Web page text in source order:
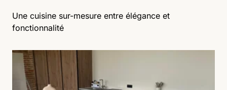
Une cuisine sur-mesure entre élégance et
fonctionnalité